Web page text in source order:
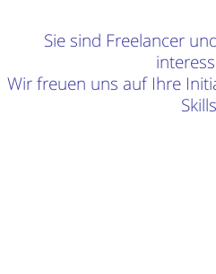
Portfolio des
Begriffe wie
Robotik und IoT
Sie sind Freelancer
Wir freuen uns auf Ihre